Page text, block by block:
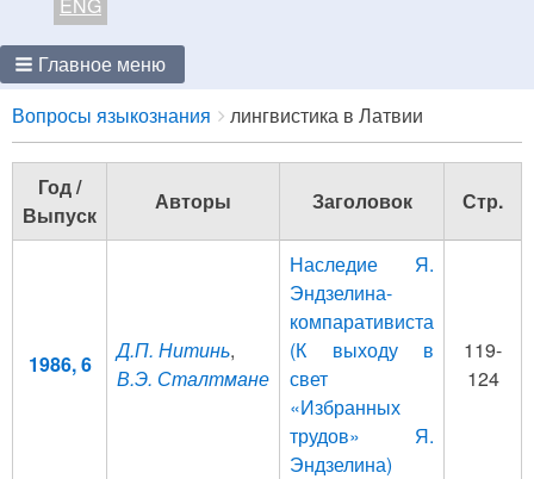
Главное меню
Breadcrumbs
You
are
here:
Вопросы языкознания лингвистика в Латвии
Год /
Выпуск
Авторы Заголовок Стр.
1986, 6
Д.П. Нитинь,
В.Э. Сталтмане
Наследие Я.
Эндзелина-
компаративиста
(К выходу в
свет
«Избранных
трудов» Я.
Эндзелина)
119-
124